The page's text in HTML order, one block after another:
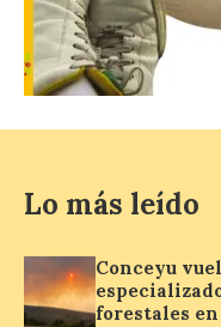
La
fotografía de
viaje nos llega
Madrid
juvenil
Lo más leído
Conceyu
forestales